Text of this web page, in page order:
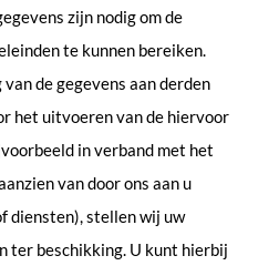
zijn nodig om de
te kunnen bereiken.
de gegevens aan derden
het uitvoeren van de hiervoor
in verband met het
van door ons aan u
diensten), stellen wij uw
ter beschikking. U kunt hierbij